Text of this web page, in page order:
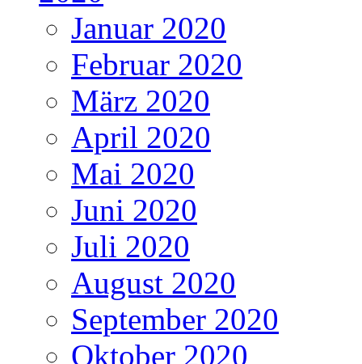
Januar 2020
Februar 2020
März 2020
April 2020
Mai 2020
Juni 2020
Juli 2020
August 2020
September 2020
Oktober 2020